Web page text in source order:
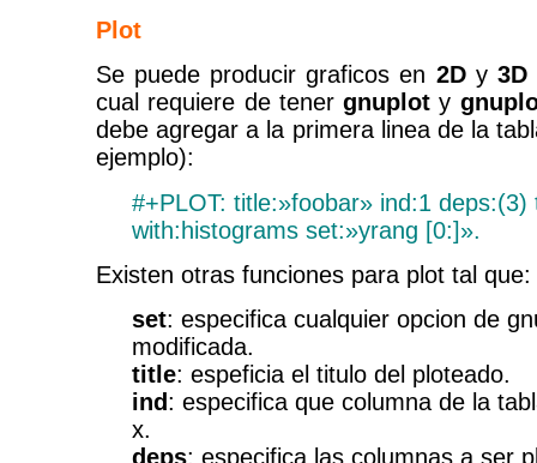
Plot
Se puede producir graficos en 2Dy 3D
cual requiere de tener gnuplot y
debe agregar a la primera linea de la
ejemplo):
#+PLOT: title:»foobar» ind:1 deps:(3)
with:histograms set:»yrang [0:]».
Existen otras funciones para plot tal que:
set: especifica cualquier opcion de
modificada.
title: espeficia el titulo del ploteado.
ind: especifica que columna de la
x.
deps: especifica las columnas a ser